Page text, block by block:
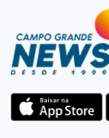
Remo busca
na zona de
Defesa diz
só emprestou